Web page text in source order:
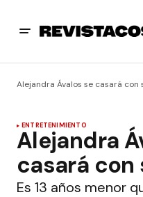
Alejandra Ávalos se casará con
ENTRETENIMIENTO
Alejandra
casará con
Es 13 años menor